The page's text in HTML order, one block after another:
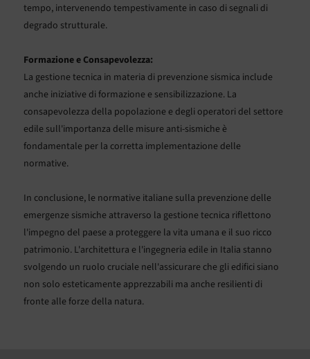
tempo, intervenendo tempestivamente in caso di segnali di
degrado strutturale.
Formazione e Consapevolezza:
La gestione tecnica in materia di prevenzione sismica include
anche iniziative di formazione e sensibilizzazione. La
consapevolezza della popolazione e degli operatori del settore
edile sull'importanza delle misure anti-sismiche è
fondamentale per la corretta implementazione delle
normative.
In conclusione, le normative italiane sulla prevenzione delle
emergenze sismiche attraverso la gestione tecnica riflettono
l'impegno del paese a proteggere la vita umana e il suo ricco
patrimonio. L'architettura e l'ingegneria edile in Italia stanno
svolgendo un ruolo cruciale nell'assicurare che gli edifici siano
non solo esteticamente apprezzabili ma anche resilienti di
fronte alle forze della natura.